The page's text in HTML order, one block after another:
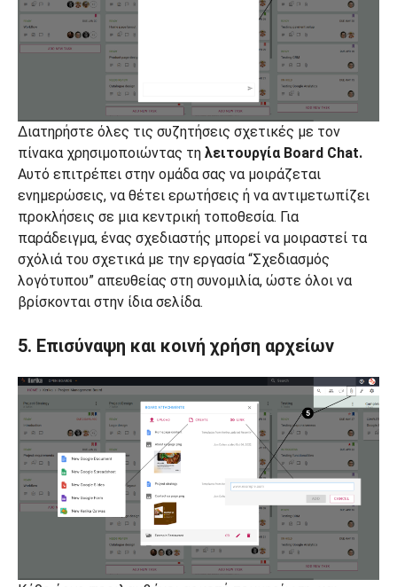
Διατηρήστε όλες τις συζητήσεις σχετικές με τον
πίνακα χρησιμοποιώντας τη λειτουργία Board Chat.
Αυτό επιτρέπει στην ομάδα σας να μοιράζεται
ενημερώσεις, να θέτει ερωτήσεις ή να αντιμετωπίζει
προκλήσεις σε μια κεντρική τοποθεσία. Για
παράδειγμα, ένας σχεδιαστής μπορεί να μοιραστεί τα
σχόλιά του σχετικά με την εργασία “Σχεδιασμός
λογότυπου” απευθείας στη συνομιλία, ώστε όλοι να
βρίσκονται στην ίδια σελίδα.
5. Επισύναψη και κοινή χρήση αρχείων